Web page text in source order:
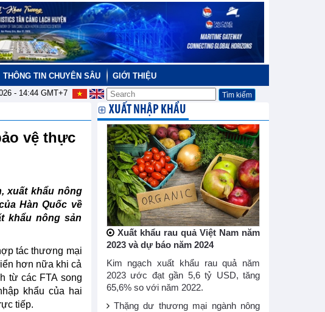
THÔNG TIN CHUYÊN SÂU
GIỚI THIỆU
- 14:44GMT+7
vệ thực
xuất khẩu nông
Hàn Quốc về
khẩu nông sản
tác thương mại
hơn nữa khi cả
từ các FTA song
khẩu của hai
tiếp.
XUẤT NHẬP KHẨU
Xuất khẩu rau quả Việt Nam năm
2023 và dự báo năm 2024
Kim ngạch xuất khẩu rau quả năm
2023 ước đạt gần 5,6 tỷ USD, tăng
65,6% so với năm 2022.
Thặng dư thương mại ngành nông